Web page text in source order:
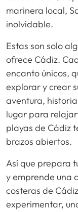
marinera local,
inolvidable.
Estas son solo
ofrece Cádiz.
encanto únicos,
explorar y crear
aventura,
lugar para
playas de Cádiz
brazos abiertos.
Así que prepara
y emprende una
costeras de
experimentar,